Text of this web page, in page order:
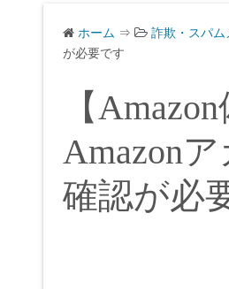
ホーム ⇒ 詐欺・スパム
が必要です
【
Amazon
確認が必